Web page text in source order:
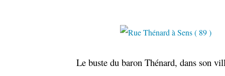
Le buste du baron Thénard, dans son